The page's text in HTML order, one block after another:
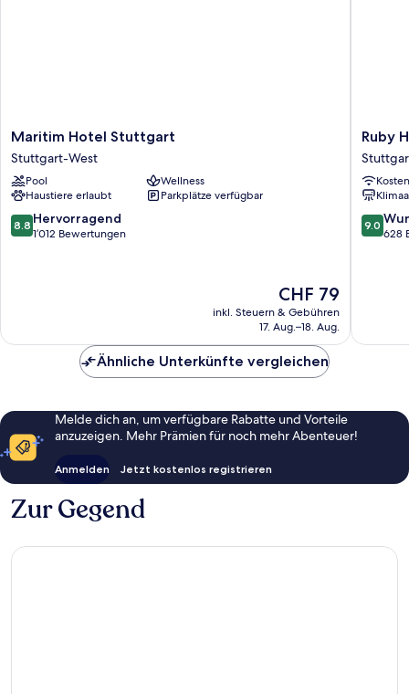
Maritim
Hotel
Stuttgart
Stuttgart-
West
Maritim Hotel Stuttgart
Stuttgart-West
Pool
Wellness
Haustiere erlaubt
Parkplätze verfügbar
8.8
von
8.8 Hervorragend
1’012 Bewertungen
Der
Preis
beträgt
CHF 79
inkl. Steuern & Gebühren
17. Aug.–18. Aug.
Ruby
Hanna
Hotel
by
IHG
Ruby
9.0
von
9.0
628
Ähnliche Unterkünfte vergleichen
Melde dich an, um verfügbare Rabatte und Vorteile
anzuzeigen. Mehr Prämien für noch mehr Abenteuer!
Anmelden Jetzt kostenlos registrieren
Zur Gegend